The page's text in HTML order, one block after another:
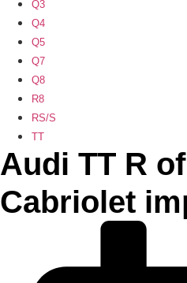
Q3
Q4
Q5
Q7
Q8
R8
RS/S
TT
Audi TT R
Cabriolet